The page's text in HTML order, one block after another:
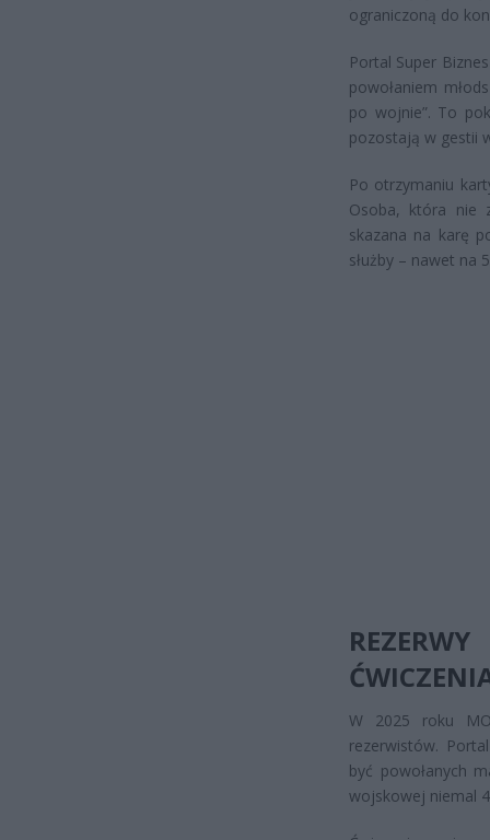
ograniczoną do
Portal Super
powołaniem
po wojnie”. To
pozostają w gestii
Po otrzymaniu
Osoba, która nie
skazana na karę
służby – nawet na
W 2025 roku
rezerwistów.
być powołanych
wojskowej niemal